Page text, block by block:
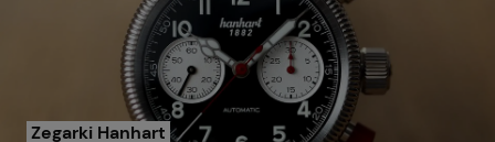
Zegarki Hanhart